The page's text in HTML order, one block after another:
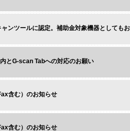
ャンツールに認定。補助金対象機器としても
とG-scan Tabへの対応のお願い
含む）のお知らせ
含む）のお知らせ